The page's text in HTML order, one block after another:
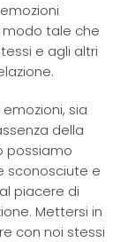
modo tale che
e agli altri
sia
della
possiamo
sconosciute e
piacere di
Mettersi in
con noi stessi